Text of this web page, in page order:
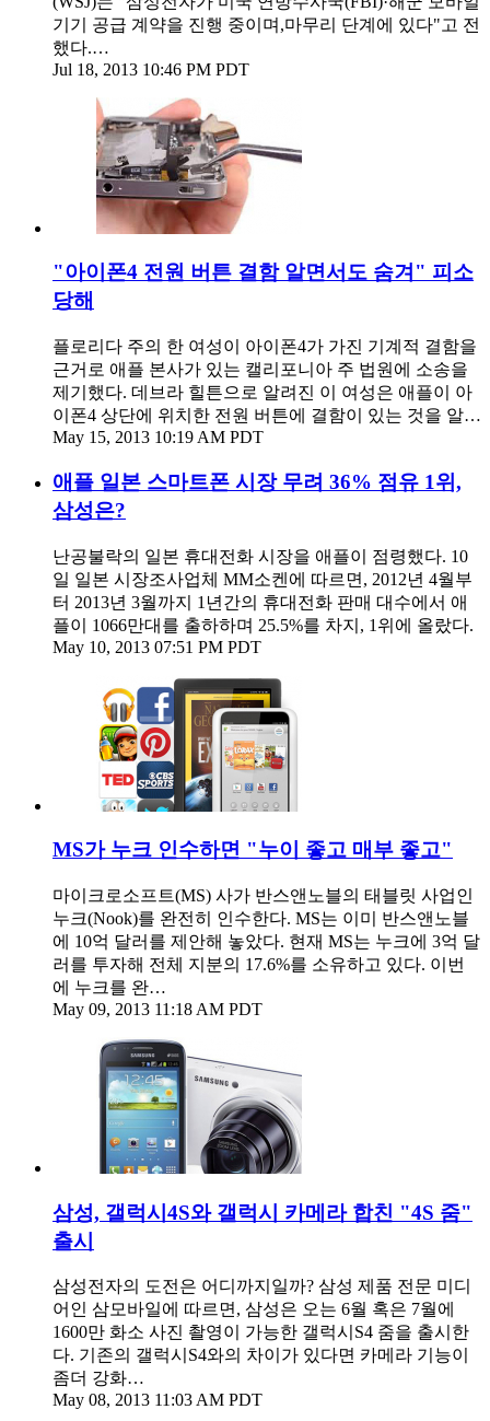
기기 공급 계약을 진행 중이며,마무리 단계에 있다"고 전
했다.…
Jul 18, 2013 10:46 PM PDT
"아이폰4 전원 버튼 결함 알면서도 숨겨" 피소
당해
플로리다 주의 한 여성이 아이폰4가 가진 기계적 결함을
근거로 애플 본사가 있는 캘리포니아 주 법원에 소송을
제기했다. 데브라 힐튼으로 알려진 이 여성은 애플이 아
이폰4 상단에 위치한 전원 버튼에 결함이 있는 것을 알…
May 15, 2013 10:19 AM PDT
애플 일본 스마트폰 시장 무려 36% 점유 1위,
삼성은?
난공불락의 일본 휴대전화 시장을 애플이 점령했다. 10
일 일본 시장조사업체 MM소켄에 따르면, 2012년 4월부
터 2013년 3월까지 1년간의 휴대전화 판매 대수에서 애
플이 1066만대를 출하하며 25.5%를 차지, 1위에 올랐다.
May 10, 2013 07:51 PM PDT
MS가 누크 인수하면 "누이 좋고 매부 좋고"
마이크로소프트(MS) 사가 반스앤노블의 태블릿 사업인
누크(Nook)를 완전히 인수한다. MS는 이미 반스앤노블
에 10억 달러를 제안해 놓았다. 현재 MS는 누크에 3억 달
러를 투자해 전체 지분의 17.6%를 소유하고 있다. 이번
에 누크를 완…
May 09, 2013 11:18 AM PDT
삼성, 갤럭시4S와 갤럭시 카메라 합친 "4S 줌"
출시
삼성전자의 도전은 어디까지일까? 삼성 제품 전문 미디
어인 삼모바일에 따르면, 삼성은 오는 6월 혹은 7월에
1600만 화소 사진 촬영이 가능한 갤럭시S4 줌을 출시한
다. 기존의 갤럭시S4와의 차이가 있다면 카메라 기능이
좀더 강화…
May 08, 2013 11:03 AM PDT